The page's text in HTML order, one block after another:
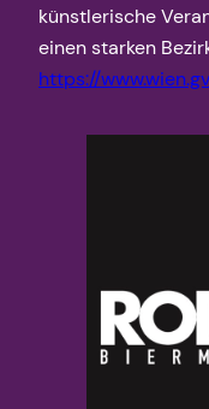
künstlerische
einen starken
https://